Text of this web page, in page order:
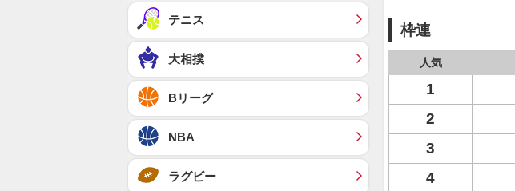
枠連
人気
1
2
3
4
テニス
大相撲
Bリーグ
NBA
ラグビー